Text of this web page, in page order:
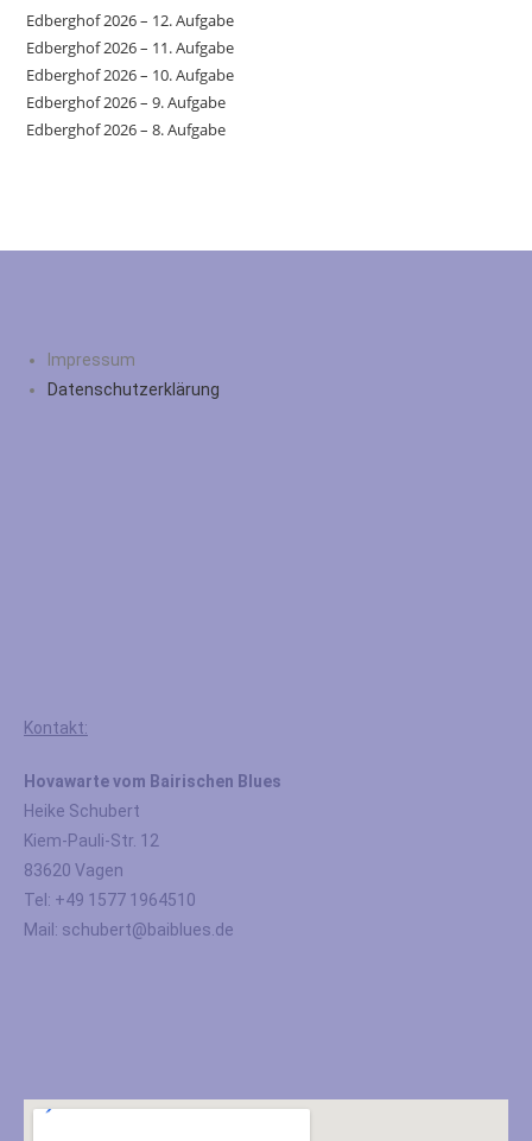
Edberghof 2026 – 12. Aufgabe
Edberghof 2026 – 11. Aufgabe
Edberghof 2026 – 10. Aufgabe
Edberghof 2026 – 9. Aufgabe
Edberghof 2026 – 8. Aufgabe
Impressum
Datenschutzerklärung
Kontakt:
Hovawarte vom Bairischen Blues
Heike Schubert
Kiem-Pauli-Str. 12
83620 Vagen
Tel: +49 1577 1964510
Mail: schubert@baiblues.de